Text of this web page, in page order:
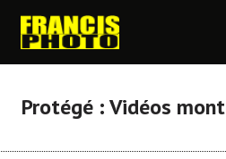
Protégé : Vidéos